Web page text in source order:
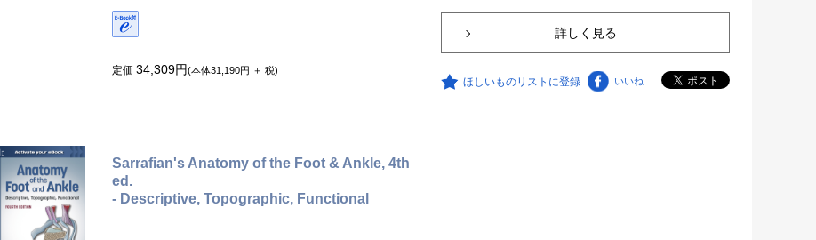
定価 34,309円(本体31,190円 ＋ 税)
詳しく見る
ほしいものリストに登録 いいね
Sarrafian's Anatomy of the Foot & Ankle, 4th
ed.
- Descriptive, Topographic, Functional